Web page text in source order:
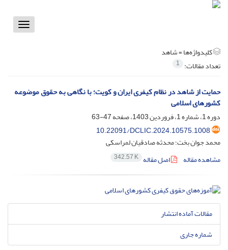
Toggle
کلیدواژه‌ها =شاهد
تعداد مقالات: 1
حمایت از شاهد در نظام کیفری ایران و کویت؛ با نگاهی به حقوق موضوعه
کشورهای اسلامی
دوره 1، شماره 1، فروردین 1403، صفحه
47-63
10.22091/DCLIC.2024.10575.1008
محمد جوان بخت؛ محدثه صادقیان لمراسکی
مشاهده مقاله
اصل مقاله 342.57 K
مقالات آماده انتشار
شماره جاری